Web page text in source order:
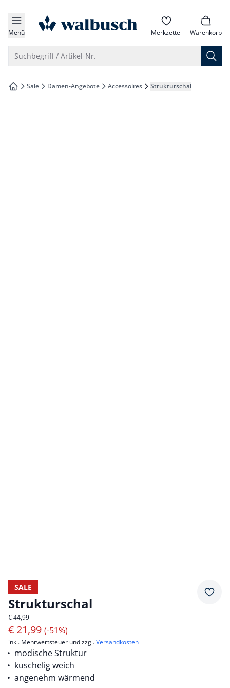
springen
springen
springen
springen
Menü zur Startseite Merkzettel Warenkorb
Suchbegriff / Artikel-Nr.
zur Startseite
Sale Damen-Angebote Accessoires Strukturschal
SALE
Strukturschal
€ 44,99
€ 21,99 (-51%)
inkl. Mehrwertsteuer und zzgl.Versandkosten
modische Struktur
kuschelig weich
angenehm wärmend